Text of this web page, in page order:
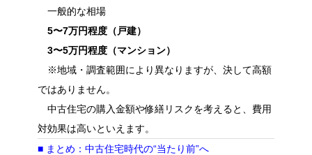
一般的な相場
5〜7万円程度（戸建）
3〜5万円程度（マンション）
※地域・調査範囲により異なりますが、決して高額
ではありません。
中古住宅の購入金額や修繕リスクを考えると、費用
対効果は高いといえます。
■ まとめ：中古住宅時代の“当たり前”へ